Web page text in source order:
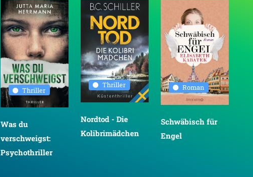
Thriller
Was du
verschweigst:
Psychothriller
Thriller
Nordtod - Die
Kolibrimädchen
Roman
Schwäbisch für
Engel